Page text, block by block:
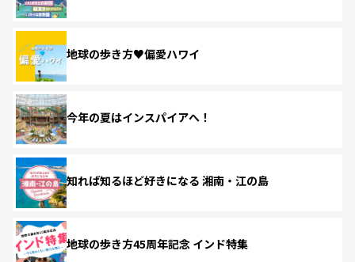
地球の歩き方♥偏愛ハワイ
今年の夏はインスパイアへ！
知れば知るほど好きになる 湘南・江の島
地球の歩き方45周年記念 インド特集